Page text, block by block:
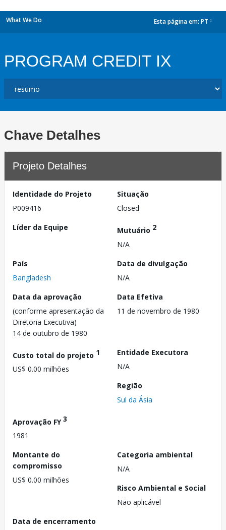
What We Do Esta página em: PT
PROGRAM CREDIT IX
Chave Detalhes
Projeto Detalhes
Identidade do Projeto
P009416
Situação
Closed
Líder da Equipe
Mutuário 2
N/A
País
Bangladesh
Data de divulgação
N/A
Data da aprovação
(conforme apresentação da
Diretoria Executiva)
14 de outubro de 1980
Data Efetiva
11 de novembro de 1980
Custo total do projeto 1
US$ 0.00 milhões
Entidade Executora
N/A
Região
Sul da Ásia
Aprovação FY3
1981
Montante do
compromisso
US$ 0.00 milhões
Categoria ambiental
N/A
Risco Ambiental e Social
Não aplicável
Data de encerramento